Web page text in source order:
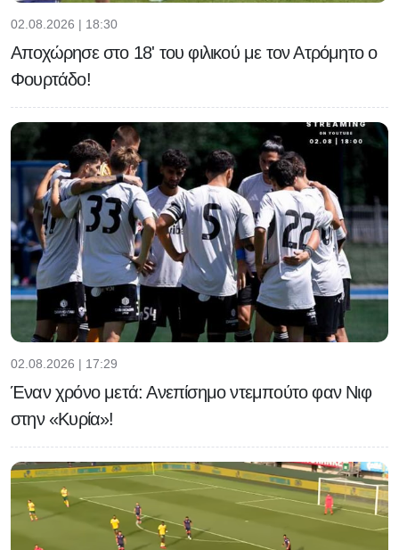
02.08.2026 | 18:30
Αποχώρησε στο 18' του φιλικού με τον Ατρόμητο ο
Φουρτάδο!
02.08.2026 | 17:29
Έναν χρόνο μετά: Ανεπίσημο ντεμπούτο φαν Νιφ
στην «Κυρία»!